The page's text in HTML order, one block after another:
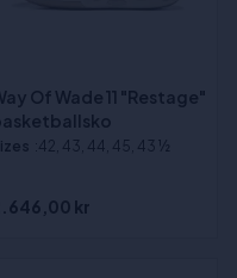
Of Wade 11 "Restage"
:42, 43, 44, 45, 43 ½
kr